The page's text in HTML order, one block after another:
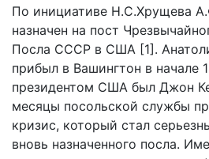
По инициативе Н.С.Хрущева
назначен на пост
Посла СССР в США [1].
прибыл в Вашингтон в начале
президентом США был Джон
месяцы посольской службы
кризис, который стал
вновь назначенного посла.